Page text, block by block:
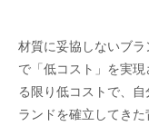
材質に妥協しないブ
で「低コスト」を実
る限り低コストで、
ランドを確立してき